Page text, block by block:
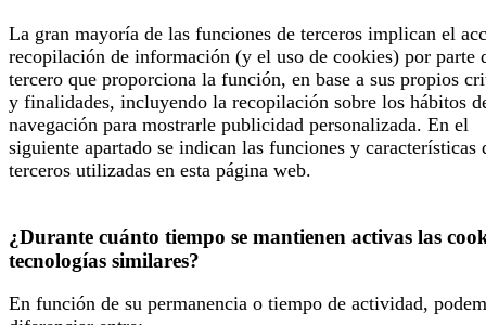
La gran mayoría de las funciones de terceros implican el
recopilación de información (y el uso de cookies) por parte
tercero que proporciona la función, en base a sus propios
y finalidades, incluyendo la recopilación sobre los hábitos
navegación para mostrarle publicidad personalizada. En el
siguiente apartado se indican las funciones y características
terceros utilizadas en esta página web.
¿Durante cuánto tiempo se mantienen activas las
tecnologías similares?
En función de su permanencia o tiempo de actividad,